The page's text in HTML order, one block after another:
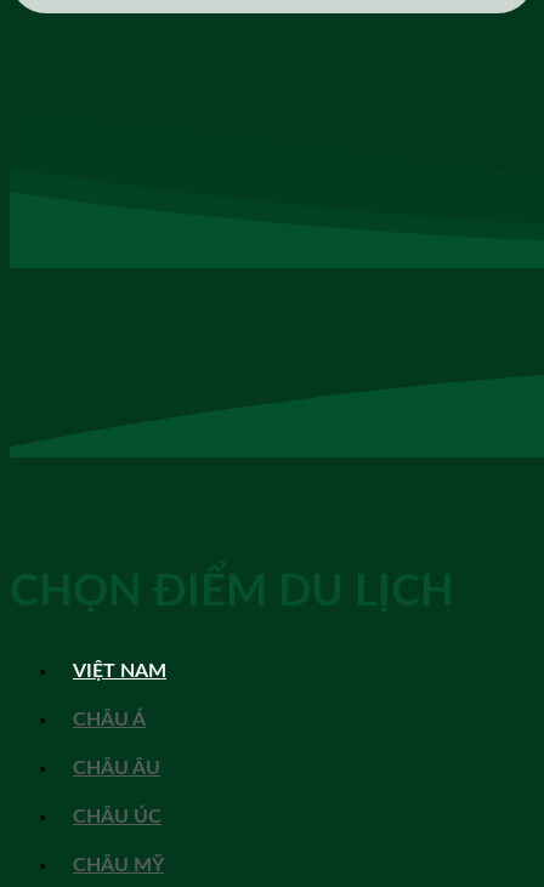
CHỌN ĐIỂM DU LỊCH
VIỆT NAM
CHÂU Á
CHÂU ÂU
CHÂU ÚC
CHÂU MỸ